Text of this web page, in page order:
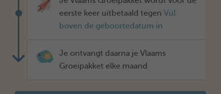
eerste keer uitbetaald tegen Vul
boven de geboortedatum in
Je ontvangt daarna je Vlaams
Groeipakket elke maand